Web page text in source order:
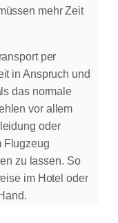
mehr Zeit
per
in Anspruch und
das normale
vor allem
oder
Flugzeug
zu lassen. So
im Hotel oder